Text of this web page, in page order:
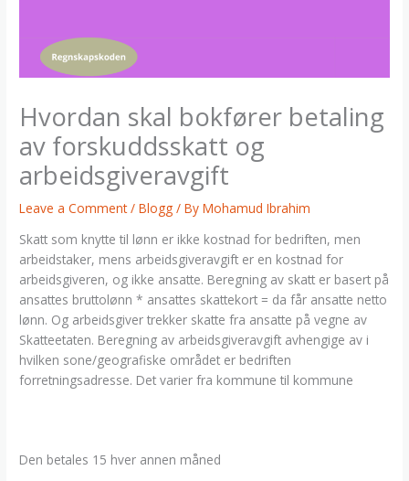
Hvordan skal bokfører betaling
av forskuddsskatt og
arbeidsgiveravgift
Leave a Comment /Blogg / ByMohamud Ibrahim
Skatt som knytte til lønn er ikke kostnad for bedriften, men
arbeidstaker, mens arbeidsgiveravgift er en kostnad for
arbeidsgiveren, og ikke ansatte. Beregning av skatt er basert på
ansattes bruttolønn * ansattes skattekort = da får ansatte netto
lønn. Og arbeidsgiver trekker skatte fra ansatte på vegne av
Skatteetaten. Beregning av arbeidsgiveravgift avhengige av i
hvilken sone/geografiske området er bedriften
forretningsadresse. Det varier fra kommune til kommune
Den betales 15 hver annen måned